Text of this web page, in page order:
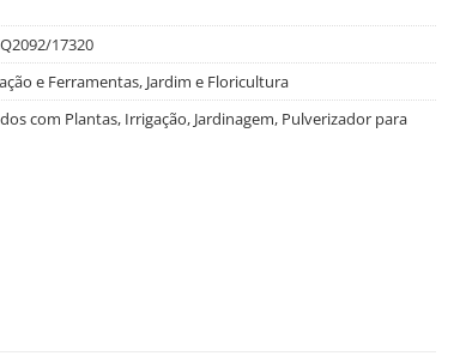
17320
e Ferramentas, Jardim e Floricultura
com Plantas, Irrigação, Jardinagem, Pulverizador para